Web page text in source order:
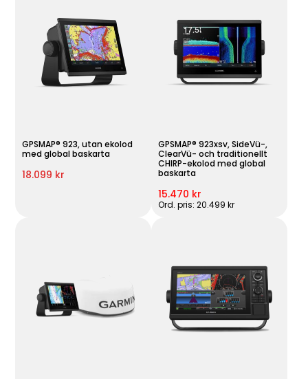
GPSMAP® 923, utan ekolod
med global baskarta
18.099 kr
GPSMAP® 923xsv, SideVü-,
ClearVü- och traditionellt
CHIRP-ekolod med global
baskarta
15.470 kr
Ord. pris: 20.499 kr